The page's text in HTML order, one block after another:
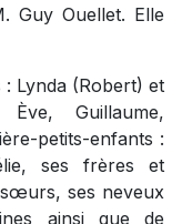
Guy Ouellet. Elle
: Lynda (Robert) et
Guillaume,
petits-enfants :
ses frères et
ses neveux
ainsi que de